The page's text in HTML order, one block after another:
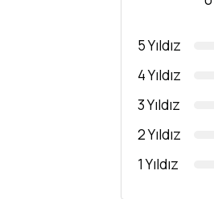
5 Yıldız
4 Yıldız
3 Yıldız
2 Yıldız
1 Yıldız